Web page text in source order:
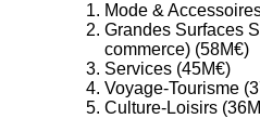
Mode &
Grandes Surfaces
commerce) (58M€)
Services (45M€)
Voyage-Tourisme
Culture-Loisirs